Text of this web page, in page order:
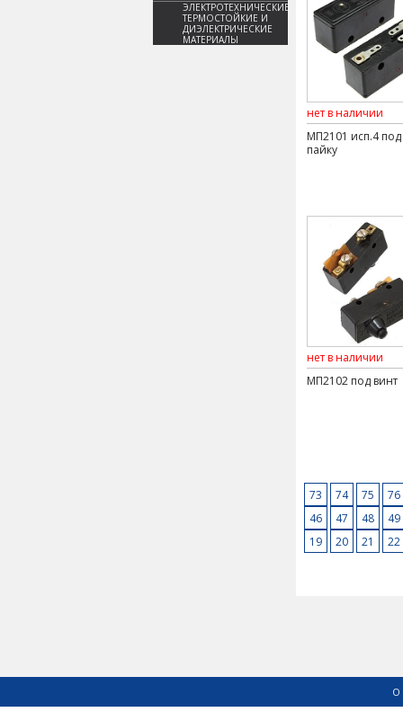
ЭЛЕКТРОТЕХНИЧЕСКИЕ,
ТЕРМОСТОЙКИЕ И
ДИЭЛЕКТРИЧЕСКИЕ
МАТЕРИАЛЫ
нет в наличии
МП2101 исп.4 под
пайку
нет в наличии
МП2102 под винт
76
75
74
73
49
48
47
46
22
21
20
19